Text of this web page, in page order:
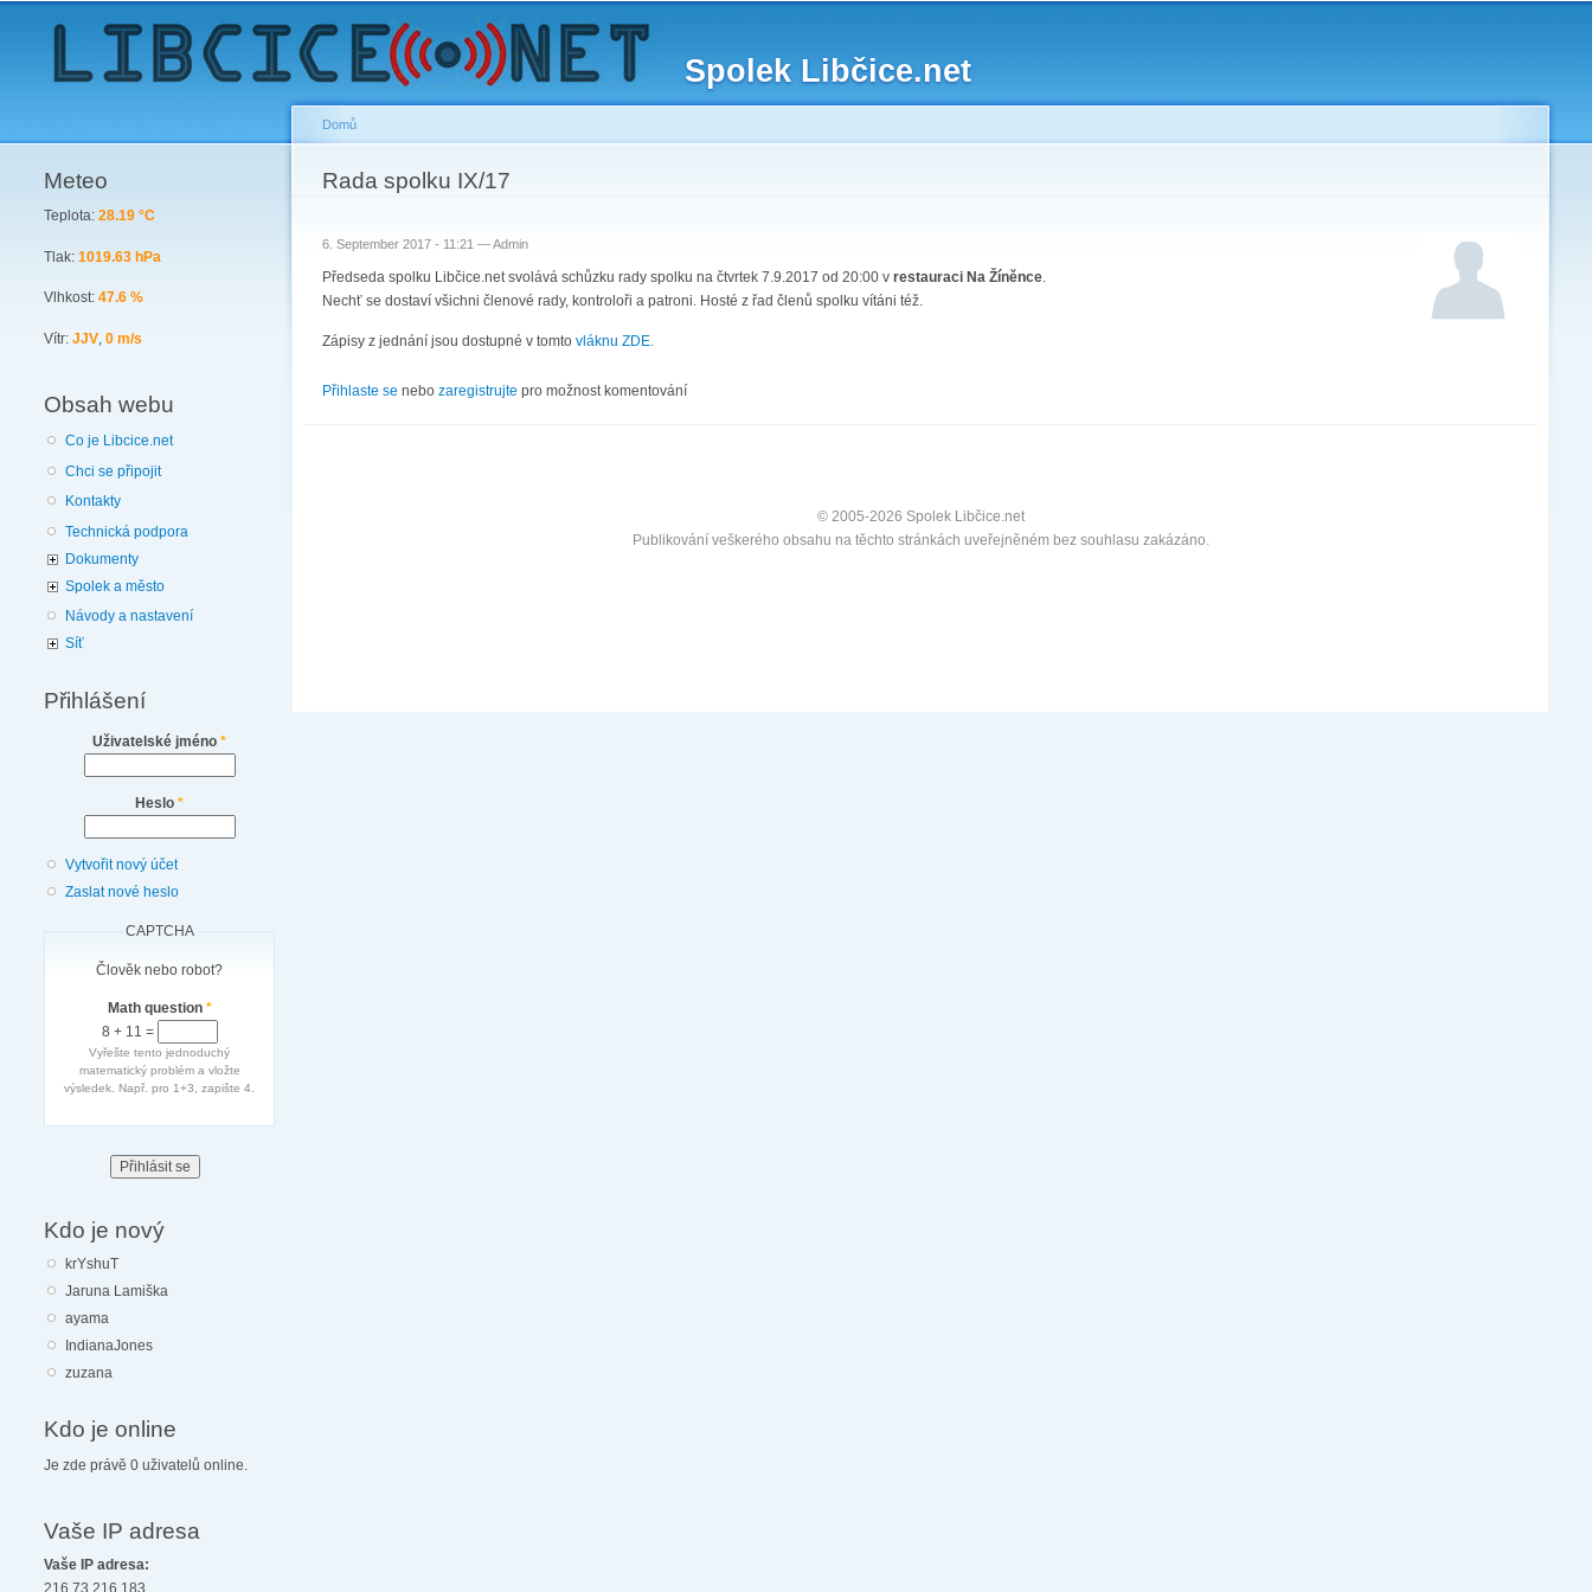
content
Spolek Libčice.net
Meteo
Teplota: 28.19 °C
Tlak: 1019.63 hPa
Vlhkost: 47.6 %
Vítr: JJV, 0 m/s
Obsah webu
Co je Libcice.net
Chci se připojit
Kontakty
Technická podpora
Dokumenty
Spolek a město
Návody a nastavení
Síť
Přihlášení
Uživatelské jméno *
Heslo *
Vytvořit nový účet
Zaslat nové heslo
CAPTCHA
Člověk nebo robot?
Math question *
8 + 11 =
Vyřešte tento jednoduchý
matematický problém a vložte
výsledek. Např. pro 1+3, zapište 4.
Kdo je nový
krYshuT
Jaruna Lamiška
ayama
IndianaJones
zuzana
Kdo je online
Je zde právě 0 uživatelů online.
Vaše IP adresa
Vaše IP adresa:
216.73.216.183
You are here
Domů
Rada spolku IX/17
6. September 2017 - 11:21 —Admin
Předseda spolku Libčice.net svolává schůzku rady spolku na čtvrtek 7.9.2017 od 20:00 v restauraci Na Žíněnce
Nechť se dostaví všichni členové rady, kontroloři a patroni. Hosté z řad členů spolku vítáni též.
Zápisy z jednání jsou dostupné v tomto vláknu ZDE.
Přihlaste se nebo zaregistrujte pro možnost komentování
© 2005-2026 Spolek Libčice.net
Publikování veškerého obsahu na těchto stránkách uveřejněném bez souhlasu zakázáno.